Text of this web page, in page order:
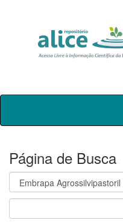
Skip
Página de Busca